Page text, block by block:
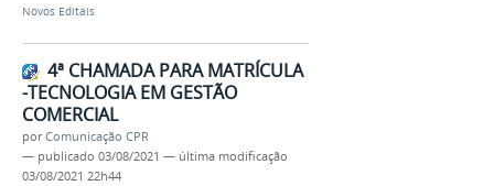
Novos Editais
4ª CHAMADA PARA MATRÍCULA
-TECNOLOGIA EM GESTÃO
COMERCIAL
porComunicação CPR
— publicado 03/08/2021 — última modificação
03/08/2021 22h44